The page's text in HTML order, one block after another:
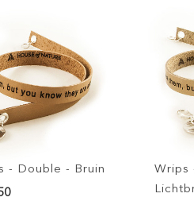
Wrips - Double -